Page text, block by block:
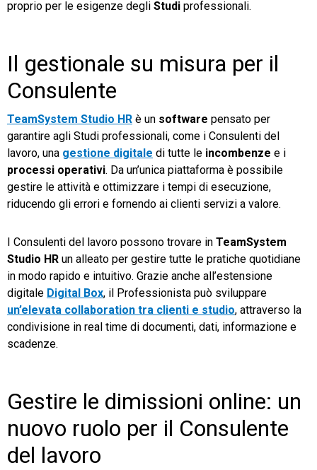
proprio per le esigenze degli Studi professionali.
Il gestionale su misura per il
Consulente
TeamSystem Studio HR è un software pensato per
garantire agli Studi professionali, come i Consulenti del
lavoro, una gestione digitale di tutte le incombenze e i
processi operativi. Da un’unica piattaforma è possibile
gestire le attività e ottimizzare i tempi di esecuzione,
riducendo gli errori e fornendo ai clienti servizi a valore.
I Consulenti del lavoro possono trovare in TeamSystem
Studio HR un alleato per gestire tutte le pratiche quotidiane
in modo rapido e intuitivo. Grazie anche all’estensione
digitale Digital Box, il Professionista può sviluppare
un’elevata collaboration tra clienti e studio, attraverso la
condivisione in real time di documenti, dati, informazione e
scadenze.
Gestire le dimissioni online: un
nuovo ruolo per il Consulente
del lavoro